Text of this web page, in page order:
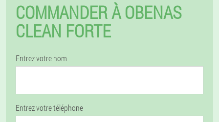
COMMANDER À OBENAS
CLEAN FORTE
Entrez votre nom
Entrez votre téléphone